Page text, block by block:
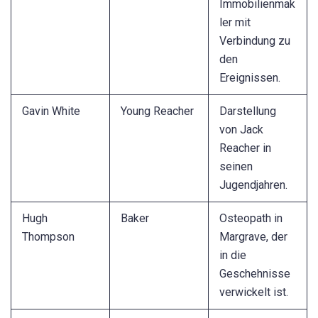
Immobilienmak
ler mit
Verbindung zu
den
Ereignissen.
Gavin White Young Reacher
Darstellung
von Jack
Reacher in
seinen
Jugendjahren.
Hugh
Thompson
Baker
Osteopath in
Margrave, der
in die
Geschehnisse
verwickelt ist.